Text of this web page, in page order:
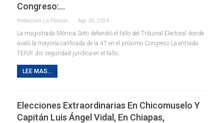
Congreso:…
Redaccion La Pancarta De Quintana Roo Ago 30, 2024
La magistrada Mónica Soto defendió el fallo del Tribunal Electoral donde
avaló la mayoría calificada de la 4T en el próximo Congreso La entrada
TEPJF dio seguridad jurídica en el fallo…
LEE MAS...
Elecciones Extraordinarias En Chicomuselo Y
Capitán Luis Ángel Vidal, En Chiapas,